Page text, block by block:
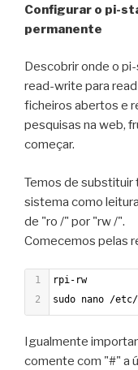
Configurar o pi-
permanente
Descobrir onde o
read-write para
ficheiros abertos e
pesquisas na web,
começar.
Temos de substituir
sistema como
de "ro /" por "rw /".
Comecemos pelas
1
rpi-rw
2
sudo nano /
Igualmente
comente com "#" a